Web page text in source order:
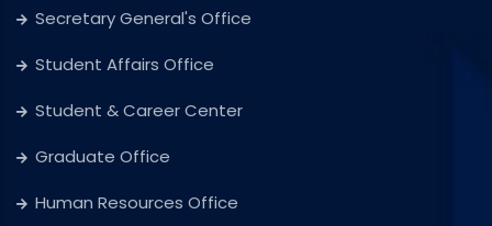
Secretary General's Office
Student Affairs Office
Student & Career Center
Graduate Office
Human Resources Office